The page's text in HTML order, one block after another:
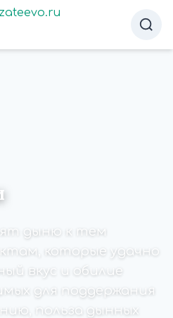
дыню к тем
которые удачно
вкус и обилие
для поддержания
польза дынных